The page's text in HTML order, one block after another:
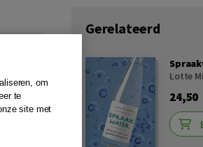
Gerelateerd
Lotte
24,50
om
te
site met